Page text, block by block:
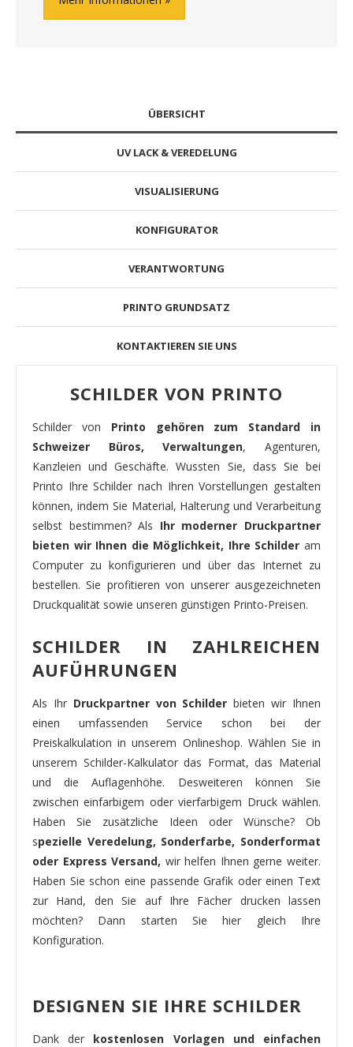
ÜBERSICHT
UV LACK & VEREDELUNG
VISUALISIERUNG
KONFIGURATOR
VERANTWORTUNG
PRINTO GRUNDSATZ
KONTAKTIEREN SIE UNS
SCHILDER VON PRINTO
Schilder von Printo gehören zum Standard in
Schweizer Büros, Verwaltungen, Agenturen,
Kanzleien und Geschäfte. Wussten Sie, dass Sie bei
Printo Ihre Schilder nach Ihren Vorstellungen gestalten
können, indem Sie Material, Halterung und Verarbeitung
selbst bestimmen? Als Ihr moderner Druckpartner
bieten wir Ihnen die Möglichkeit, Ihre Schilder am
Computer zu konfigurieren und über das Internet zu
bestellen. Sie profitieren von unserer ausgezeichneten
Druckqualität sowie unseren günstigen Printo-Preisen.
SCHILDER IN ZAHLREICHEN
AUFÜHRUNGEN
Als Ihr Druckpartner von Schilderbieten wir Ihnen
einen umfassenden Service schon bei der
Preiskalkulation in unserem Onlineshop. Wählen Sie in
unserem Schilder-Kalkulator das Format, das Material
und die Auflagenhöhe. Desweiteren können Sie
zwischen einfarbigem oder vierfarbigem Druck wählen.
Haben Sie zusätzliche Ideen oder Wünsche? Ob
spezielle Veredelung, Sonderfarbe, Sonderformat
oder Express Versand, wir helfen Ihnen gerne weiter.
Haben Sie schon eine passende Grafik oder einen Text
zur Hand, den Sie auf Ihre Fächer drucken lassen
möchten? Dann starten Sie hier gleich Ihre
Konfiguration.
DESIGNEN SIE IHRE SCHILDER
Dank der kostenlosen Vorlagen und einfachen